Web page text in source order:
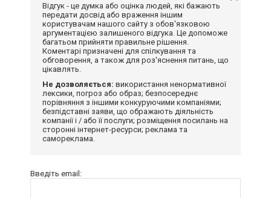
Відгук - це думка або оцінка людей, які бажають
передати досвід або враження іншим
користувачам нашого сайту з обов'язковою
аргументацією залишеного відгука. Це допоможе
багатьом прийняти правильне рішення.
Коментарі призначені для спілкування та
обговорення, а також для роз'яснення питань, що
цікавлять.
Не дозволяється: використання ненормативної
лексики, погроз або образ; безпосереднє
порівняння з іншими конкуруючими компаніями;
безпідставні заяви, що ображають діяльність
компанії і / або її послуги; розміщення посилань на
сторонні інтернет-ресурси; реклама та
самореклама.
Введіть email: